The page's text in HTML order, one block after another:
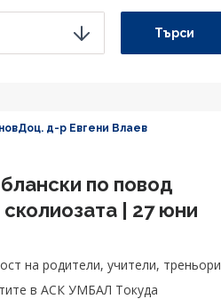
Търси
Доц. д-р Евгени Влаев
по повод
| 27 юни
на родители, учители, треньори
в АСК УМБАЛ Токуда